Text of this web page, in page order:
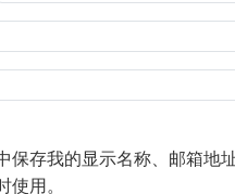
保存我的显示名称、邮箱地
用。